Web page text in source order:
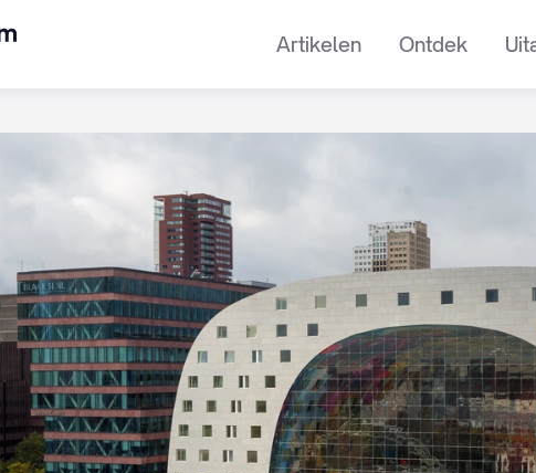
Artikelen Ontdek